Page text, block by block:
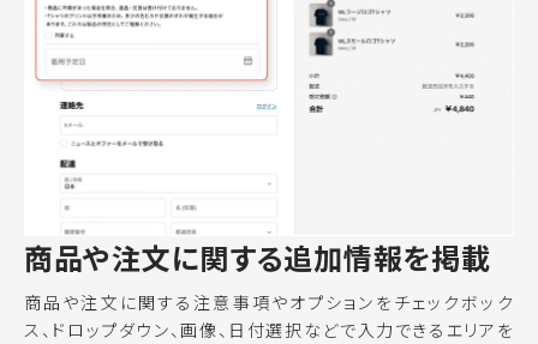
商品や注文に関する追加情報を掲載
商品や注文に関する注意事項やオプションをチェックボック
ス、ドロップダウン、画像、日付選択などで入力できるエリアを